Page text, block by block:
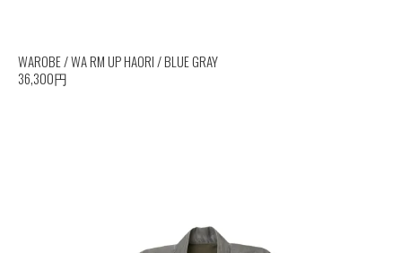
WAROBE / WA RM UP HAORI / BLUE GRAY
36,300円